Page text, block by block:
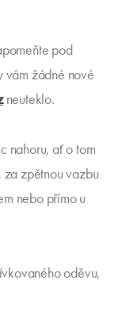
pod
vám žádné nové
neuteklo.
nahoru, ať o tom
za zpětnou vazbu
nebo přímo u
oděvu,